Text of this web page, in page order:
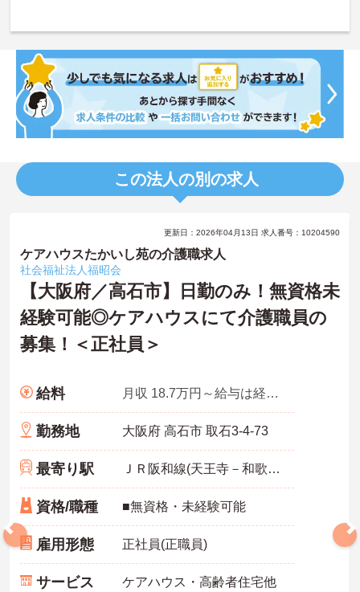
この法人の別の求人
更新日：2026年04月13日 求人番号：10204590
ケアハウスたかいし苑の介護職求人
社会福祉法人福昭会
【大阪府／高石市】日勤のみ！無資格未
経験可能◎ケアハウスにて介護職員の
募集！＜正社員＞
給料 月収 18.7万円～給与は経験、能力に応じて決定
勤務地 大阪府 高石市 取石3-4-73
最寄り駅 ＪＲ阪和線(天王寺－和歌山)「富木駅」徒歩6分
資格/職種 ■無資格・未経験可能
雇用形態 正社員(正職員)
サービス ケアハウス・高齢者住宅他